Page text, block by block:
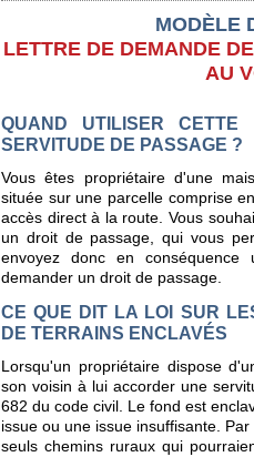
MODÈLE
LETTRE DE DEMANDE
AU
QUAND UTILISER
SERVITUDE DE PASSAGE ?
Vous êtes propriétaire d'une
située sur une parcelle comprise
accès direct à la route. Vous
un droit de passage, qui vous
envoyez donc en
demander un droit de passage.
CE QUE DIT LA LOI SUR
DE TERRAINS ENCLAVÉS
Lorsqu'un propriétaire dispose
son voisin à lui accorder une
682 du code civil. Le fond est
issue ou une issue insuffisante.
seuls chemins ruraux qui